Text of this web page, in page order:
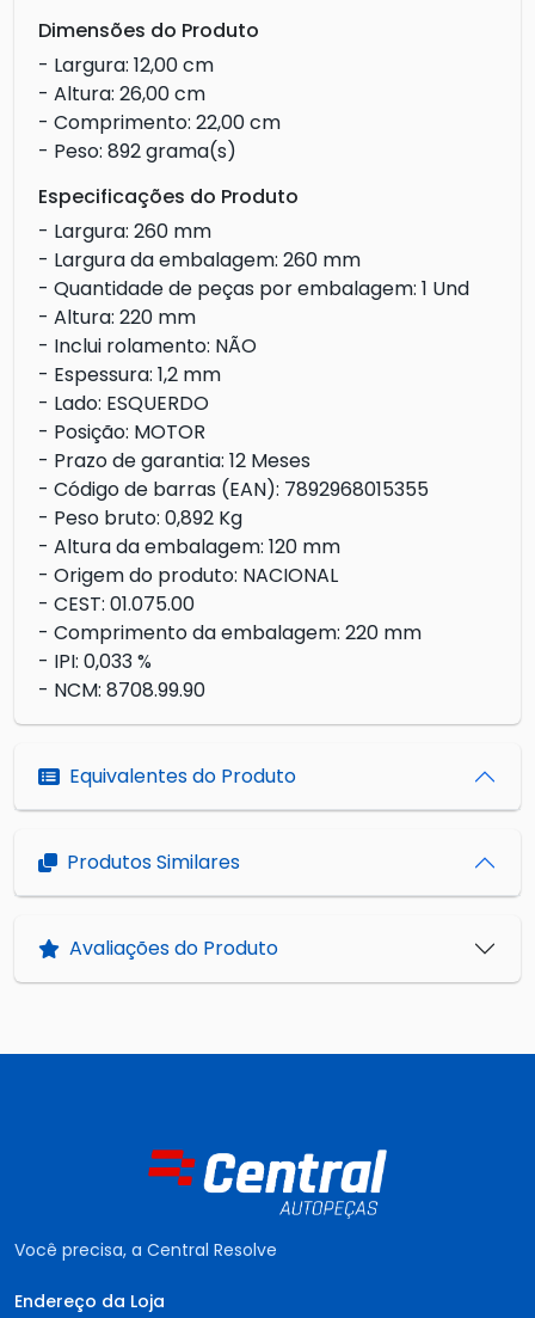
Dimensões do Produto
- Largura: 12,00 cm
- Altura: 26,00 cm
- Comprimento: 22,00 cm
- Peso: 892 grama(s)
Especificações do Produto
- Largura: 260 mm
- Largura da embalagem: 260 mm
- Quantidade de peças por embalagem: 1 Und
- Altura: 220 mm
- Inclui rolamento: NÃO
- Espessura: 1,2 mm
- Lado: ESQUERDO
- Posição: MOTOR
- Prazo de garantia: 12 Meses
- Código de barras (EAN): 7892968015355
- Peso bruto: 0,892 Kg
- Altura da embalagem: 120 mm
- Origem do produto: NACIONAL
- CEST: 01.075.00
- Comprimento da embalagem: 220 mm
- IPI: 0,033 %
- NCM: 8708.99.90
Equivalentes do Produto
Produtos Similares
Avaliações do Produto
Você precisa, a Central Resolve
Endereço da Loja